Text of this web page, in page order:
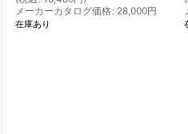
メーカーカタログ価格: 28,000円
在庫あり